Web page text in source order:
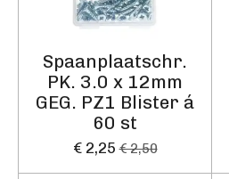
Spaanplaatschr.
PK. 3.0 x 12mm
GEG. PZ1 Blister á
60 st
€ 2,25 € 2,50